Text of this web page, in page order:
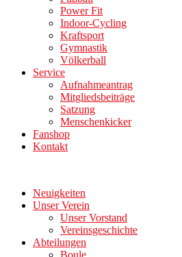
Power Fit
Indoor-Cycling
Kraftsport
Gymnastik
Völkerball
Service
Aufnahmeantrag
Mitgliedsbeiträge
Satzung
Menschenkicker
Fanshop
Kontakt
Neuigkeiten
Unser Verein
Unser Vorstand
Vereinsgeschichte
Abteilungen
Boule